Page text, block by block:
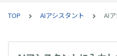
TOP AIアシスタント AI